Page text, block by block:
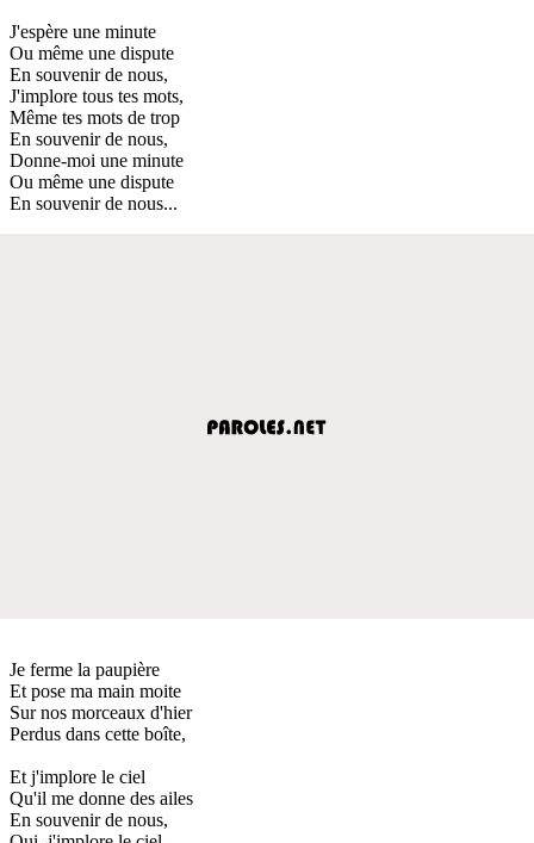
J'espère une minute
Ou même une dispute
En souvenir de nous,
J'implore tous tes mots,
Même tes mots de trop
En souvenir de nous,
Donne-moi une minute
Ou même une dispute
En souvenir de nous...
Je ferme la paupière
Et pose ma main moite
Sur nos morceaux d'hier
Perdus dans cette boîte,
Et j'implore le ciel
Qu'il me donne des ailes
En souvenir de nous,